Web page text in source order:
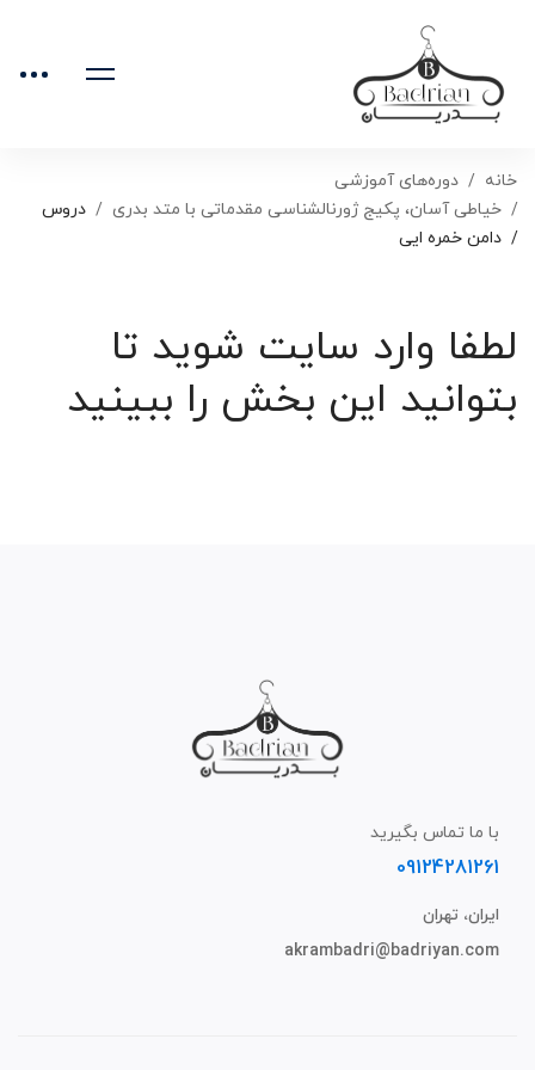
خانه
دوره‌های آموزشی
خیاطی آسان، پکیج ژورنالشناسی مقدماتی با متد بدری
دروس
دامن خمره ایی
لطفا وارد سایت شوید تا
بتوانید این بخش را ببینید
با ما تماس بگیرید
09124281261
ایران، تهران
akrambadri@badriyan.com